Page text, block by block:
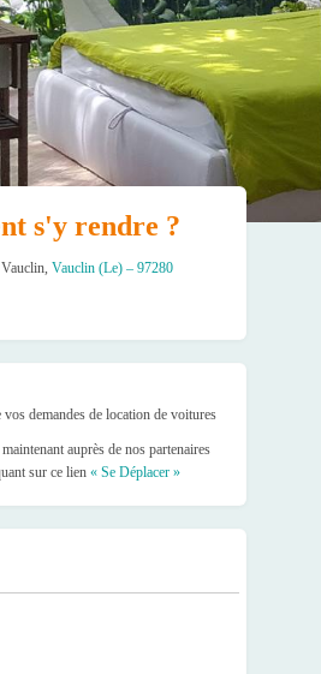
s'y rendre ?
Vauclin (Le) – 97280
vos demandes de location de voitures
maintenant auprès de nos partenaires
sur ce lien « Se Déplacer »